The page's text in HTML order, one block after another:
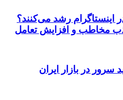
اینستاگرام رشد می‌کنند؟
مخاطب و افزایش تعامل
سرور در بازار ایران